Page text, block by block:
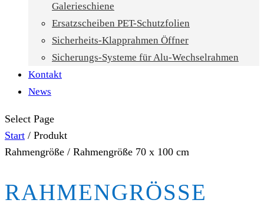
Galerieschiene
Ersatzscheiben PET-Schutzfolien
Sicherheits-Klapprahmen Öffner
Sicherungs-Systeme für Alu-Wechselrahmen
Kontakt
News
Select Page
Start / Produkt
Rahmengröße / Rahmengröße 70 x 100 cm
RAHMENGRÖSSE 7